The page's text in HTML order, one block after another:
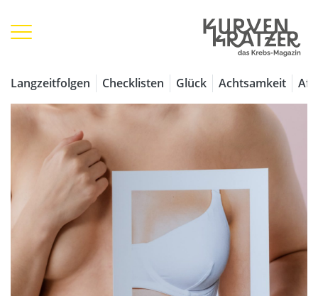
Langzeitfolgen Checklisten Glück Achtsamkeit